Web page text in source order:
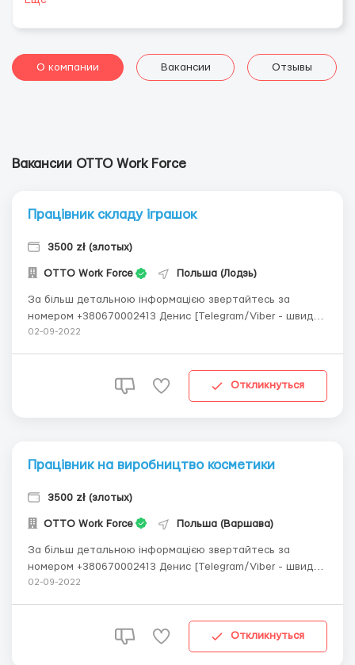
О компании Вакансии Отзывы
Вакансии OTTO Work Force
Працівник складу іграшок
3500 zł (злотых)
OTTO Work Force Польша (Лодзь)
За більш детальною інформацією звертайтесь за
номером +380670002413 Денис [Telegram/Viber - швидка
відповідь] Робота на складі мережі SMYK, яка є лідером
одягом, взуттям, дит...
02-09-2022
Откликнуться
Працівник на виробництво косметики
3500 zł (злотых)
OTTO Work Force Польша (Варшава)
За більш детальною інформацією звертайтесь за
номером +380670002413 Денис [Telegram/Viber - швидка
відповідь] 🔷 Компанія займається виробництвом
польської, попередній досвід 🔷 Середня за...
02-09-2022
Откликнуться